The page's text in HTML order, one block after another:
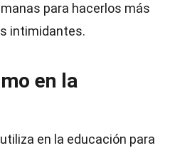
para hacerlos más
intimidantes.
en la
en la educación para